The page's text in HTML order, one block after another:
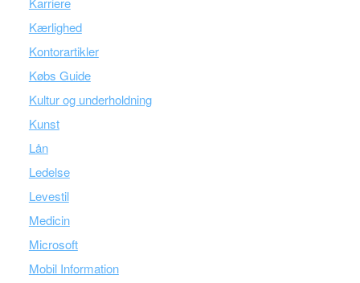
Kærlighed
Kontorartikler
Købs Guide
Kultur og underholdning
Kunst
Lån
Ledelse
Levestil
Medicin
Microsoft
Mobil Information